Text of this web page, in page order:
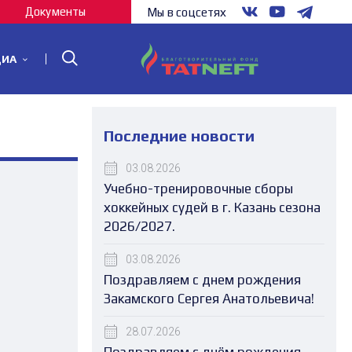
Документы Мы в соцсетях
Последние новости
03.08.2026
Учебно-тренировочные сборы
хоккейных судей в г. Казань сезона
2026/2027.
03.08.2026
Поздравляем с днем рождения
Закамского Сергея Анатольевича!
28.07.2026